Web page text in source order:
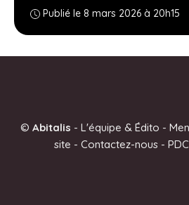
Publié le 8 mars 2026 à 20h15
© Abitalis - L'équipe & Édito -
site - Contactez-nous - PDC